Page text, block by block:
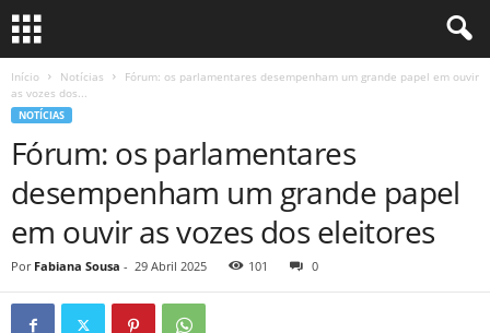
Início Notícias
Fórum: os parlamentares desempenham um grande papel em ouvir
as vozes dos...
NOTÍCIAS
Fórum: os parlamentares
desempenham um grande papel
em ouvir as vozes dos eleitores
Por Fabiana Sousa - 29 Abril 2025 101 0